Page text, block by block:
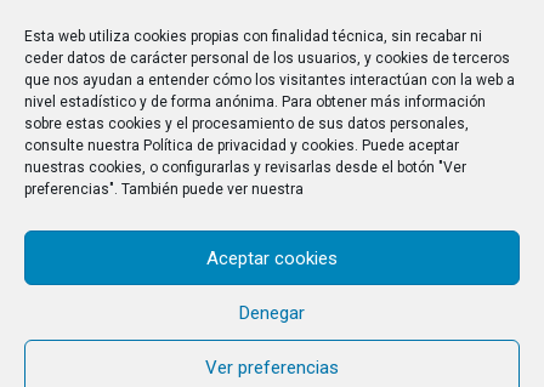
Esta web utiliza cookies propias con finalidad técnica, sin recabar ni
ceder datos de carácter personal de los usuarios, y cookies de terceros
que nos ayudan a entender cómo los visitantes interactúan con la web a
nivel estadístico y de forma anónima. Para obtener más información
sobre estas cookies y el procesamiento de sus datos personales,
consulte nuestra Política de privacidad y cookies. Puede aceptar
nuestras cookies, o configurarlas y revisarlas desde el botón "Ver
preferencias". También puede ver nuestra
Aceptar cookies
Denegar
Ver preferencias
Tardes: 14.00 – 17.15
info@enriquesegura.com
TEXTOS LEGALES
Aviso Legal
Política de Privacidad